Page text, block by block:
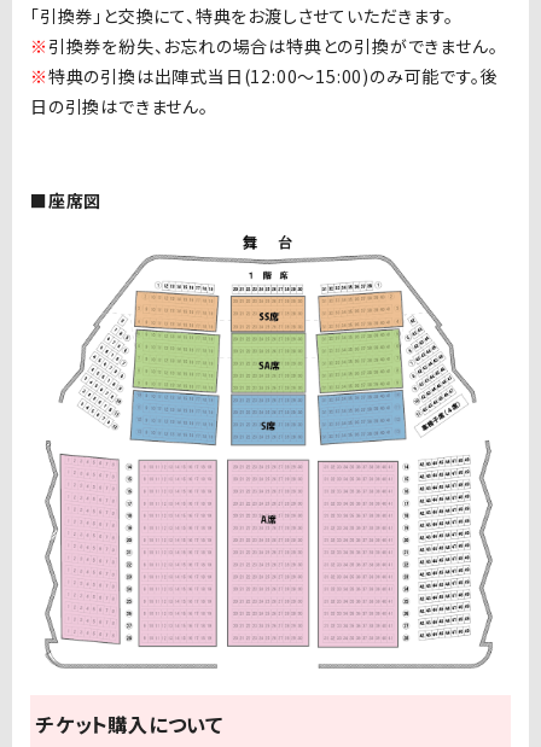
「引換券」と交換にて、特典をお渡しさせていただきます。
※ 引換券を紛失、お忘れの場合は特典との引換ができません。
※特典の引換は出陣式当日 (12:00〜15:00)のみ可能です。後
日の引換はできません。
■座席図
チケット購入について